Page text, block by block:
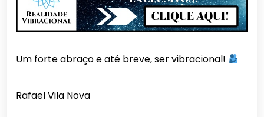
Um forte abraço e até breve, ser vibracional!
Rafael Vila Nova